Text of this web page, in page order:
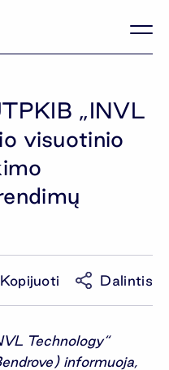
„INVL
visuotinio
Kopijuoti Dalintis
Technology“
informuoja,